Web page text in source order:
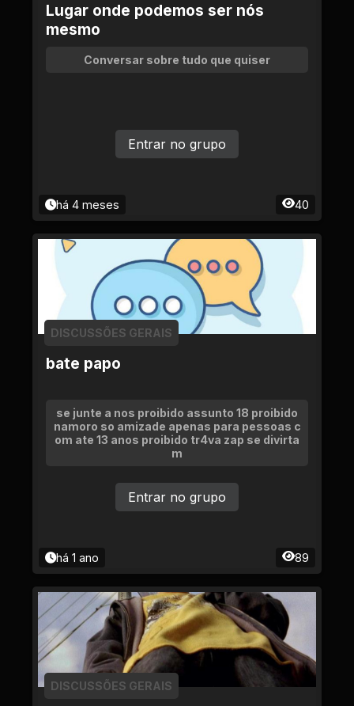
Lugar onde podemos ser nós
mesmo
Conversar sobre tudo que quiser
há 4 meses 40
Entrar no grupo
bate papo
DISCUSSÕES GERAIS
se junte a nos proibido assunto 18 proibido
namoro so amizade apenas para pessoas c
om ate 13 anos proibido tr4va zap se divirta
m
há 1 ano 89
Entrar no grupo
DISCUSSÕES GERAIS